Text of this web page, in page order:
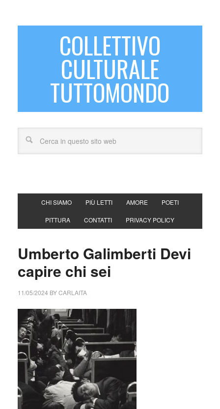
COLLETTIVO
CULTURALE
TUTTOMONDO
CHI SIAMO PIÙ LETTI AMORE POETI
PITTURA CONTATTI PRIVACY POLICY
Umberto Galimberti Devi
capire chi sei
11/05/2024 BYCARLAITA